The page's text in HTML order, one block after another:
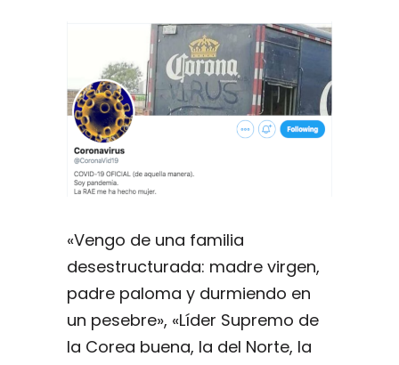
«Vengo de una familia
desestructurada: madre virgen,
padre paloma y durmiendo en
un pesebre», «Líder Supremo de
la Corea buena, la del Norte, la